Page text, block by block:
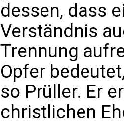
dessen, dass
Verständnis
Trennung
Opfer
so Prüller. Er
christlichen